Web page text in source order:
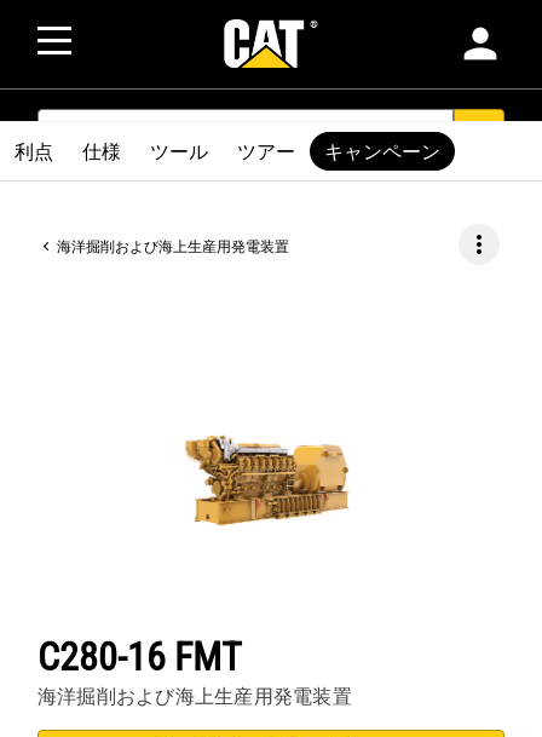
person
SEARCH
海洋掘削および海上生産用発電装置 more_vert
C280-16 FMT
海洋掘削および海上生産用発電装置
利点 仕様 ツール ツアー キャンペーン